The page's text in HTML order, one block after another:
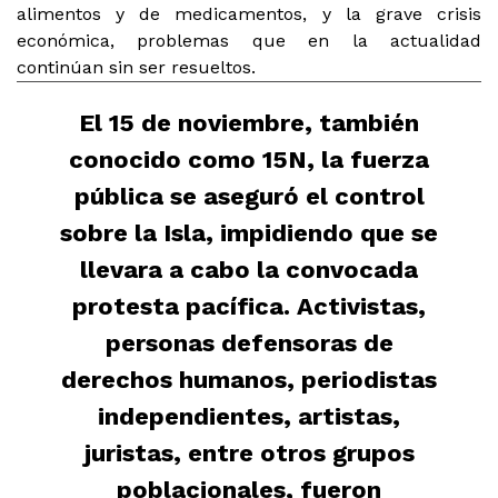
alimentos y de medicamentos, y la grave crisis
económica, problemas que en la actualidad
continúan sin ser resueltos.
El 15 de noviembre, también
conocido como 15N, la fuerza
pública se aseguró el control
sobre la Isla, impidiendo que se
llevara a cabo la convocada
protesta pacífica. Activistas,
personas defensoras de
derechos humanos, periodistas
independientes, artistas,
juristas, entre otros grupos
poblacionales, fueron